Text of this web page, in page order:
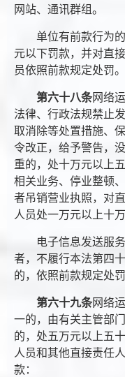
网站、通讯群组。
单位有前款行为
元以下罚款，并对直
员依照前款规定处罚。
第六十八条网络
法律、行政法规禁止
取消除等处置措施、
令改正，给予警告，
重的，处十万元以上
相关业务、停业整顿
者吊销营业执照，对
人员处一万元以上十
电子信息发送服
者，不履行本法第四
的，依照前款规定处罚
第六十九条网络
一的，由有关主管部
的，处五万元以上五
人员和其他直接责任
款：